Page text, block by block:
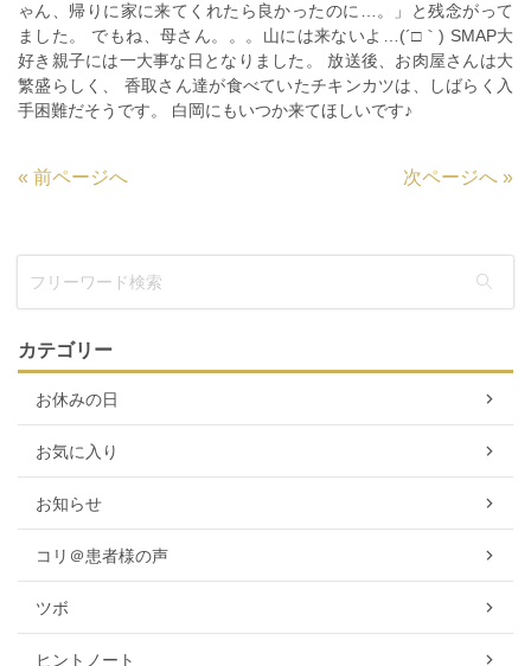
ゃん、帰りに家に来てくれたら良かったのに…。」と残念がって
ました。 でもね、母さん。。。山には来ないよ…(´□｀) SMAP大
好き親子には一大事な日となりました。 放送後、お肉屋さんは大
繁盛らしく、 香取さん達が食べていたチキンカツは、しばらく入
手困難だそうです。 白岡にもいつか来てほしいです♪
« 前ページへ 次ページへ »
カテゴリー
お休みの日
お気に入り
お知らせ
コリ＠患者様の声
ツボ
ヒントノート